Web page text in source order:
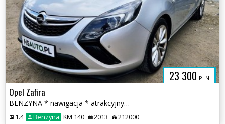
23 300 PLN
Opel Zafira
BENZYNA * nawigacja * atrakcyjny wygląd * 2x PDC * OKAZJA * polecamy
1.4 Benzyna KM 140 2013 212000